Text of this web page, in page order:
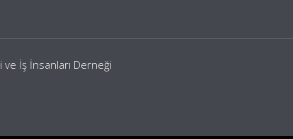
İş İnsanları Derneği